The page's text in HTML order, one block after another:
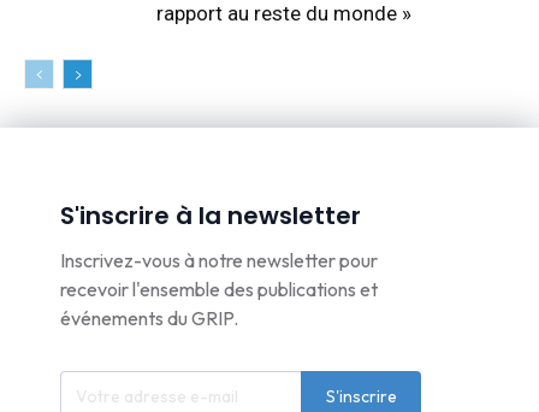
rapport au reste du monde »
S'inscrire à la newsletter
Inscrivez-vous à notre newsletter pour
recevoir l'ensemble des publications et
événements du GRIP.
S'inscrire